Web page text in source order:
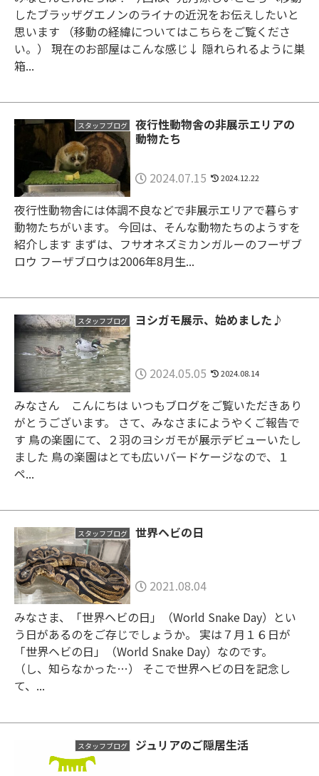
したブラッザグエノンのライナの近況をお伝えしたいと
思います （移動の経緯についてはこちらをご覧くださ
い。） 現在のお部屋はこんな感じ↓ 隠れられるように巣
箱...
スタッフブログ
夜行性動物舎の非展示エリアの
動物たち
2024.07.15 2024.12.22
夜行性動物舎には体調不良などで非展示エリアで暮らす
動物たちがいます。 今回は、そんな動物たちのようすを
紹介します まずは、フサオネズミカンガルーのフーザブ
ロウ フーザブロウは2006年8月生...
スタッフブログ ヨシガモ展示、始めました♪
2024.05.05 2024.08.14
みなさん こんにちは いつもブログをご覧いただきあり
がとうございます。 さて、みなさまにようやくご報告で
す 鳥の楽園にて、２羽のヨシガモが展示デビューいたし
ました 鳥の楽園はとても広いバードケージなので、１
ペ...
スタッフブログ 世界ヘビの日
2021.08.04
みなさま、「世界ヘビの日」（World Snake Day）とい
う日があるのをご存じでしょうか。 実は７月１６日が
「世界ヘビの日」（World Snake Day）なのです。
（し、知らなかった…） そこで世界ヘビの日を記念し
て、...
スタッフブログ ジュリアのご隠居生活